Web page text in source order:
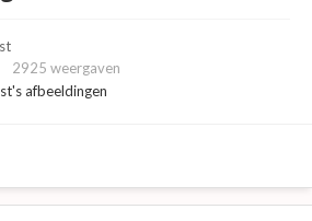
2925 weergaven
afbeeldingen